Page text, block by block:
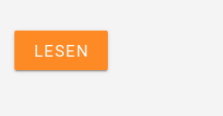
LESEN